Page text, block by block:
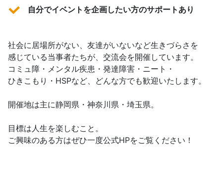
自分でイベントを企画したい方のサポートあり
社会に居場所がない、友達がいないなど生きづらさを
感じている当事者たちが、交流会を開催しています。
コミュ障・メンタル疾患・発達障害・ニート・
ひきこもり・HSPなど、どんな方でも歓迎いたします。
開催地は主に静岡県・神奈川県・埼玉県。
目標は人生を楽しむこと。
ご興味のある方はぜひ一度公式HPをご覧ください！